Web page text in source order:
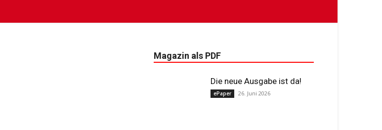
Magazin als PDF
Die neue Ausgabe ist da!
ePaper 26. Juni 2026